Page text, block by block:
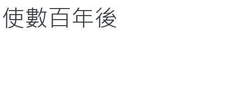
數百年後